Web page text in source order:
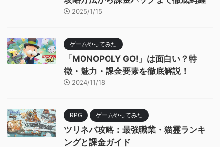
2025/1/15
ゲームやってみた
「MONOPOLY GO!」は面白い？特
徴・魅力・課金要素を徹底解説！
2024/11/18
RPG ゲームやってみた
ツリネバ攻略：最強職業・猫霊ランキ
ングと課金ガイド